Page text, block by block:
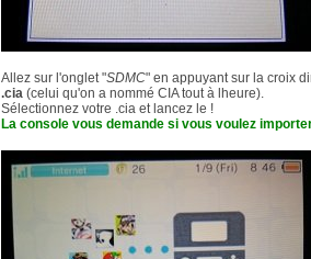
Allez sur l'onglet "SDMC" en appuyant sur la croix
.cia (celui qu'on a nommé CIA tout à lheure).
Sélectionnez votre .cia et lancez le !
La console vous demande si vous voulez